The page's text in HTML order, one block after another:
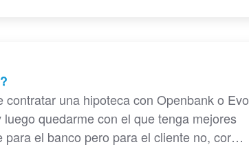
una hipoteca con Openbank o Evo
quedarme con el que tenga mejores
el banco pero para el cliente no, cor…